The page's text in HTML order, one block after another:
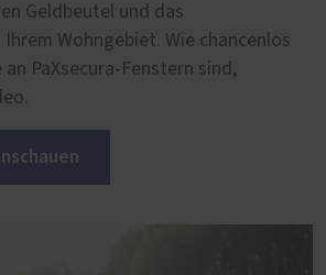
Geldbeutel und das
Ihrem Wohngebiet. Wie chancenlos
an PaXsecura-Fenstern sind,